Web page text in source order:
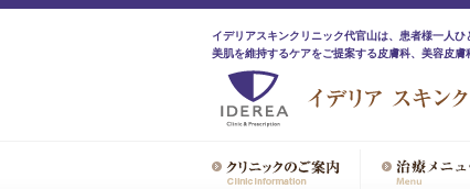
イデリアスキンクリニック代官山は、患者様一人ひ
美肌を維持するケアをご提案する皮膚科、美容皮膚